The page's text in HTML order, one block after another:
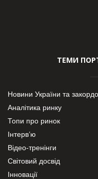
ТЕМИ
Новини України та
Аналітика ринку
Топи про ринок
Інтерв’ю
Відео-тренінги
Світовий досвід
Інновації